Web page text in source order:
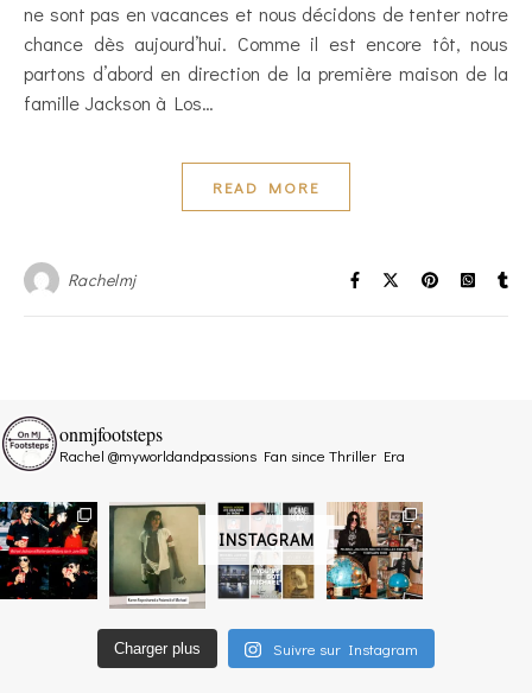
ne sont pas en vacances et nous décidons de tenter notre
chance dès aujourd’hui. Comme il est encore tôt, nous
partons d’abord en direction de la première maison de la
famille Jackson à Los…
READ MORE
Rachelmj
INSTAGRAM
onmjfootsteps
Rachel @myworldandpassions Fan since Thriller Era
Charger plus Suivre sur Instagram